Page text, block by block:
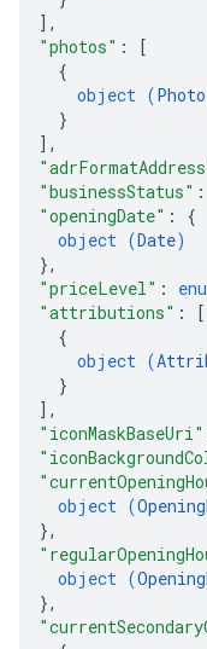
] ,
"photos" :
[
{
object (Photo
}
] ,
"businessStatus" :
"openingDate" : {
object (Date)
},
"priceLevel" :
"attributions" :
[
{
object (
}
] ,
"iconMaskBaseUri"
object (
},
object (
},